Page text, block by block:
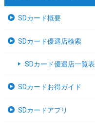
SDカード概要
SDカード優遇店検索
SDカード優遇店一覧表
SDカードお得ガイド
SDカードアプリ